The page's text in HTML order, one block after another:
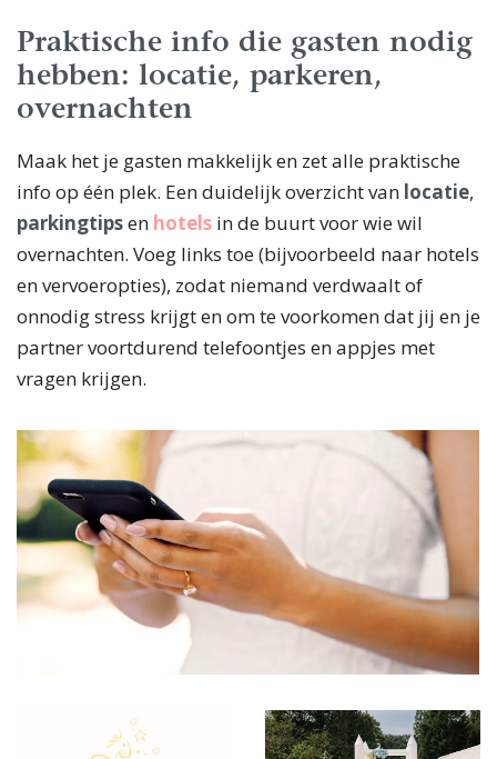
Praktische info die gasten nodig
hebben: locatie, parkeren,
overnachten
Maak het je gasten makkelijk en zet alle praktische
info op één plek. Een duidelijk overzicht van locatie,
parkingtipsen hotels in de buurt voor wie wil
overnachten. Voeg links toe (bijvoorbeeld naar hotels
en vervoeropties), zodat niemand verdwaalt of
onnodig stress krijgt en om te voorkomen dat jij en je
partner voortdurend telefoontjes en appjes met
vragen krijgen.